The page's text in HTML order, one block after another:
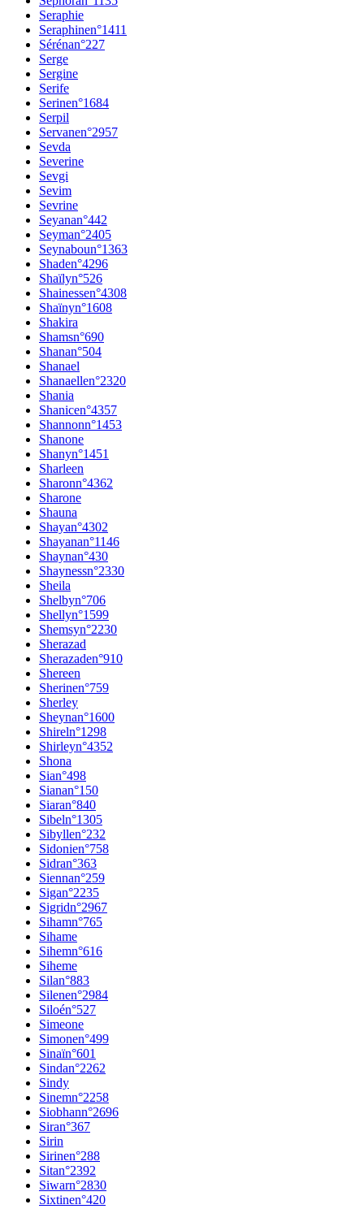
Seraphie
Seraphinen°1411
Sérénan°227
Serge
Sergine
Serife
Serinen°1684
Serpil
Servanen°2957
Sevda
Severine
Sevgi
Sevim
Sevrine
Seyanan°442
Seyman°2405
Seynaboun°1363
Shaden°4296
Shaïlyn°526
Shainessen°4308
Shaïnyn°1608
Shakira
Shamsn°690
Shanan°504
Shanael
Shanaellen°2320
Shania
Shanicen°4357
Shannonn°1453
Shanone
Shanyn°1451
Sharleen
Sharonn°4362
Sharone
Shauna
Shayan°4302
Shayanan°1146
Shaynan°430
Shaynessn°2330
Sheila
Shelbyn°706
Shellyn°1599
Shemsyn°2230
Sherazad
Sherazaden°910
Shereen
Sherinen°759
Sherley
Sheynan°1600
Shireln°1298
Shirleyn°4352
Shona
Sian°498
Sianan°150
Siaran°840
Sibeln°1305
Sibyllen°232
Sidonien°758
Sidran°363
Siennan°259
Sigan°2235
Sigridn°2967
Sihamn°765
Sihame
Sihemn°616
Siheme
Silan°883
Silenen°2984
Siloén°527
Simeone
Simonen°499
Sinaïn°601
Sindan°2262
Sindy
Sinemn°2258
Siobhann°2696
Siran°367
Sirin
Sirinen°288
Sitan°2392
Siwarn°2830
Sixtinen°420